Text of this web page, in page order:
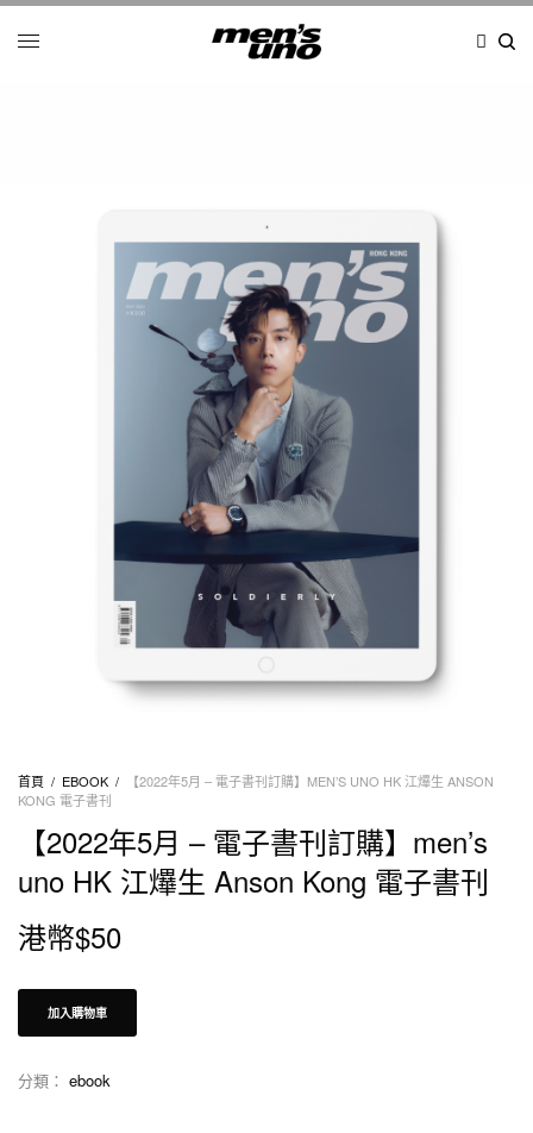
首頁 / EBOOK /
【2022年5月 – 電子書刊訂購】MEN’S UNO HK 江𤒹生 ANSON
KONG 電子書刊
【2022年5月 – 電子書刊訂購】men’s
uno HK 江𤒹生 Anson Kong 電子書刊
港幣$50
加入購物車
分類： ebook